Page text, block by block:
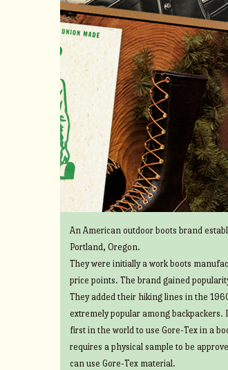
An American outdoor boots brand
Portland, Oregon.
They were initially a work boots
price points. The brand gained
They added their hiking lines in the
extremely popular among
first in the world to use Gore-Tex in a
requires a physical sample to be
can use Gore-Tex material.